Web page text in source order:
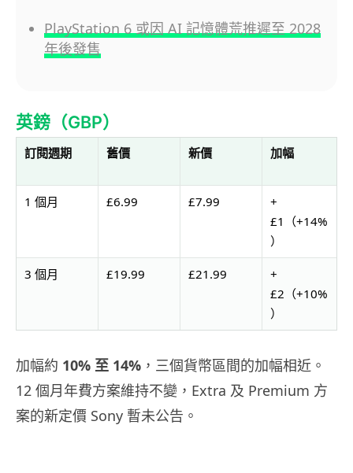
PlayStation 6 或因 AI 記憶體荒推遲至 2028
年後發售
英鎊（GBP）
訂閱週期 舊價 新價 加幅
1 個月
£6.99 £7.99
+
£1（+14%
）
3 個月 £19.99 £21.99
+
£2（+10%
）
加幅約 10% 至 14% ，三個貨幣區間的加幅相近。
12 個月年費方案維持不變，Extra 及 Premium 方
案的新定價 Sony 暫未公告。